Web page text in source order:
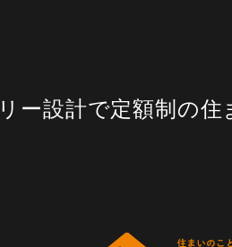
ー設計で定額制の